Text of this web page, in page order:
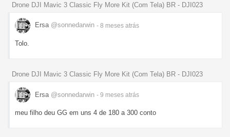
Drone DJI Mavic 3 Classic Fly More Kit (Com Tela) BR - DJI023
Ersa @sonnedarwin - 8 meses atrás
Tolo.
Drone DJI Mavic 3 Classic Fly More Kit (Com Tela) BR - DJI023
Ersa @sonnedarwin - 9 meses atrás
meu filho deu GG em uns 4 de 180 a 300 conto